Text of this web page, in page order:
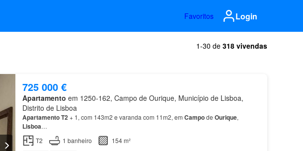
Favoritos Login
1-30 de 318 vivendas
725 000 €
Apartamento em 1250-162, Campo de Ourique, Município de Lisboa,
Distrito de Lisboa
ApartamentoT2+ 1, com 143m2 e varanda com 11m2, em Campode Ourique,
Lisboa…
T2
1 banheiro
154 m²